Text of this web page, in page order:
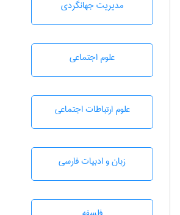
مديريت جهانگردی
علوم اجتماعی
علوم ارتباطات اجتماعی
زبان و ادبيات فارسی